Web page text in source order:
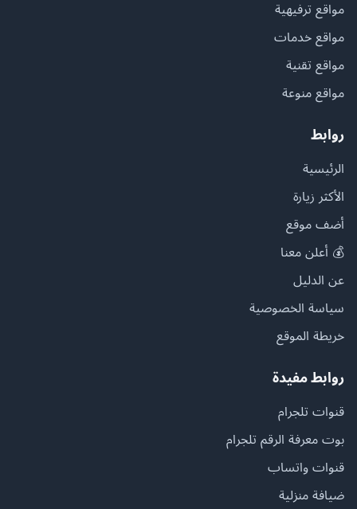
مواقع ترفيهية
مواقع خدمات
مواقع تقنية
مواقع منوعة
روابط
الرئيسية
الأكثر زيارة
أضف موقع
💰 أعلن معنا
عن الدليل
سياسة الخصوصية
خريطة الموقع
روابط مفيدة
قنوات تلجرام
بوت معرفة الرقم تلجرام
قنوات واتساب
ضيافة منزلية